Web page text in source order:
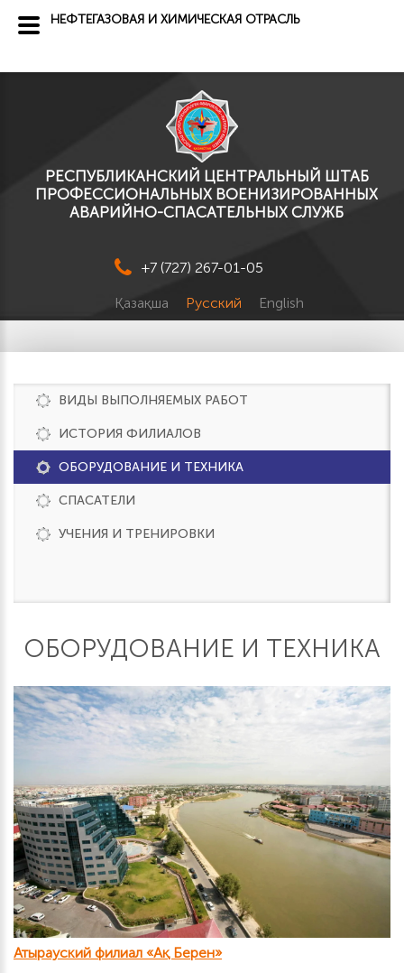
РЕСПУБЛИКАНСКИЙ ЦЕНТРАЛЬНЫЙ ШТАБ
ПРОФЕССИОНАЛЬНЫХ ВОЕНИЗИРОВАННЫХ
АВАРИЙНО-СПАСАТЕЛЬНЫХ СЛУЖБ
+7 (727) 267-01-05
Қазақша Русский English
ВИДЫ ВЫПОЛНЯЕМЫХ РАБОТ
ИСТОРИЯ ФИЛИАЛОВ
ОБОРУДОВАНИЕ И ТЕХНИКА
СПАСАТЕЛИ
УЧЕНИЯ И ТРЕНИРОВКИ
ОБОРУДОВАНИЕ И ТЕХНИКА
Атырауский филиал «Ақ Берен»
НЕФТЕГАЗОВАЯ И ХИМИЧЕСКАЯ ОТРАСЛЬ